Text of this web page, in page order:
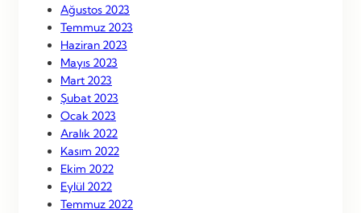
Ağustos 2023
Temmuz 2023
Haziran 2023
Mayıs 2023
Mart 2023
Şubat 2023
Ocak 2023
Aralık 2022
Kasım 2022
Ekim 2022
Eylül 2022
Temmuz 2022